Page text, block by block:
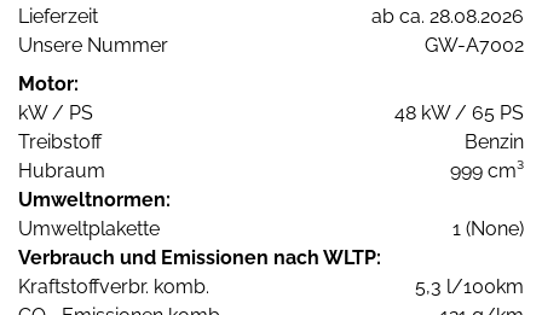
Lieferzeit
ab ca. 28.08.2026
Unsere Nummer
GW-A7002
Motor:
kW / PS
48 kW / 65 PS
Treibstoff
Benzin
Hubraum
999 cm³
Umweltnormen:
Umweltplakette
1 (None)
Verbrauch und Emissionen nach WLTP:
Kraftstoffverbr. komb.
5,3 l/100km